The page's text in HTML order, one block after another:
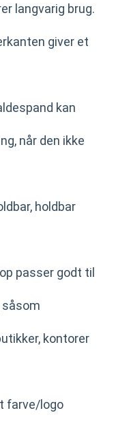
langvarig brug.
giver et
kan
når den ikke
holdbar
passer godt til
kontorer
farve/logo